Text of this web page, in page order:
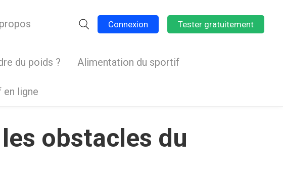
Connexion Tester gratuitement
du poids ? Alimentation du sportif
en ligne
obstacles du